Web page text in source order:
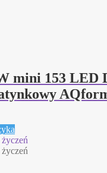
mini 153 LED